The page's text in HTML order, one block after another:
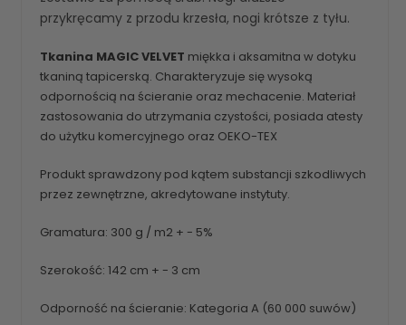
przykręcamy z przodu krzesła, nogi krótsze z tyłu.
Tkanina MAGIC VELVET miękka i aksamitna w dotyku
tkaniną tapicerską. Charakteryzuje się wysoką
odpornością na ścieranie oraz mechacenie. Materiał
zastosowania do utrzymania czystości, posiada atesty
do użytku komercyjnego oraz OEKO-TEX
Produkt sprawdzony pod kątem substancji szkodliwych
przez zewnętrzne, akredytowane instytuty.
Gramatura: 300 g / m2 + - 5%
Szerokość: 142 cm + - 3 cm
Odporność na ścieranie: Kategoria A (60 000 suwów)